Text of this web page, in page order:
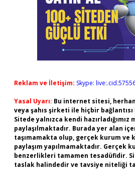
Reklam ve İletişim: Skype:
Yasal Uyarı: Bu internet sitesi,
veya şahıs şirketi ile hiçbir
Sitede yalnızca kendi hazırladığımız
paylaşılmaktadır. Burada yer alan
taşımamakta olup, gerçek kurum ve
paylaşım yapılmamaktadır. Gerçek
benzerlikleri tamamen tesadüfidir.
taslak halindedir ve tavsiye niteliği